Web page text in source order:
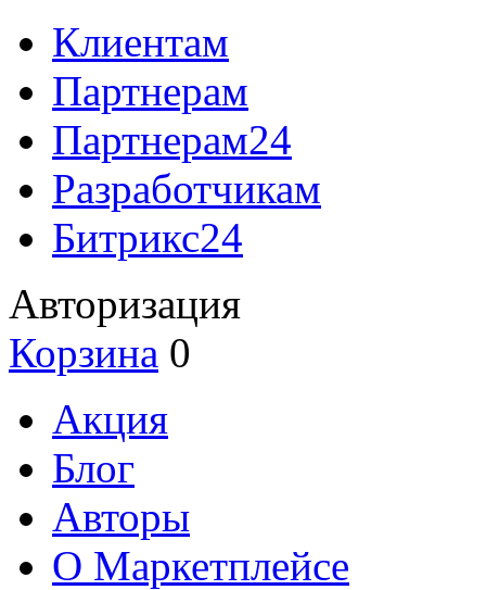
Клиентам
Партнерам
Партнерам24
Разработчикам
Битрикс24
Авторизация
Корзина 0
Акция
Блог
Авторы
О Маркетплейсе